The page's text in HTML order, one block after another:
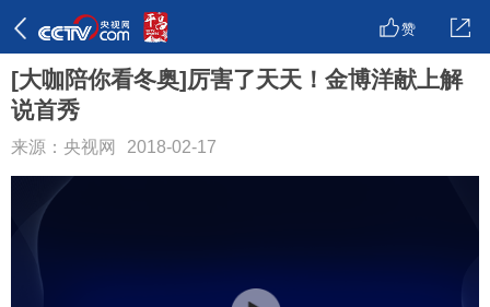
赞
[大咖陪你看冬奥]厉害了天天！金博洋献上解
说首秀
来源：央视网 2018-02-17